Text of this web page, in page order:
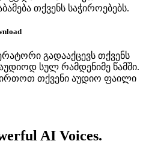
თქვენს საჭიროებებს.
გადააქცევს თქვენს
სულ რამდენიმე წამში.
თქვენი აუდიო ფაილი
AI Voices.